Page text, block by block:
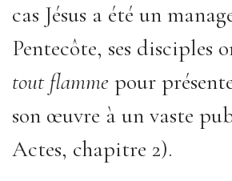
cas Jésus a été un
Pentecôte, ses disciples
tout flamme pour
son œuvre à un vaste
Actes, chapitre 2).